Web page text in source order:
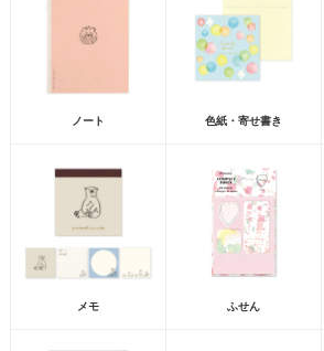
ノート 色紙・寄せ書き
メモ ふせん